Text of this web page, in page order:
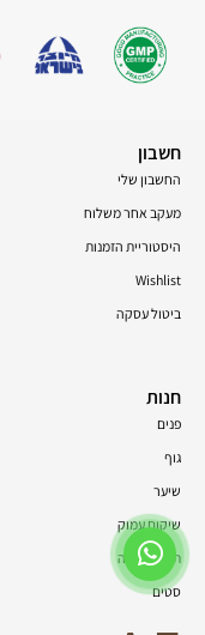
חשבון
החשבון שלי
מעקב אחר משלוח
היסטוריית הזמנות
Wishlist
ביטול עסקה
חנות
פנים
גוף
שיער
שיקום עמוק
תוספי תזונה
סטים